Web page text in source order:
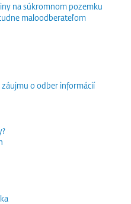
na súkromnom pozemku
maloodberateľom
o odber informácií